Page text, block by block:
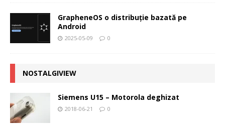
GrapheneOS o distribuție bazată pe
Android
2025-05-09 0
NOSTALGIVIEW
Siemens U15 – Motorola deghizat
2018-06-21 0